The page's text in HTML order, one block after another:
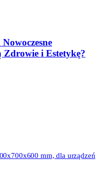
Zdrowie i Estetykę?
mm, dla urządzeń